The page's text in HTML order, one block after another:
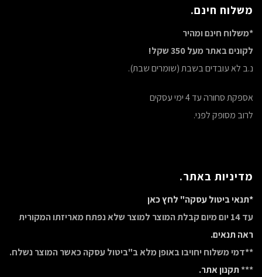
משלוח חינם.
*משלוח חינם ומהיר
לקונים באתר מעל 350 שקל!
נ.ב לא עובדים בשבת (שומרים שבת).
אספקת סחורה עד 4 ימי עסקים
לרוב מסופק לפני.
מדיניות באתר.
*תנאי ביטול עסקה" לחץ כאן
עד 14 יום מיום קבלת המוצר למוצר שלא נפתח מאריזתו המקורית
ראה תנאים.
**דמי משלוח יחויבו באופן מלא ב"ביטול עסקה כאשר המוצר נשלח.
***תקנון אתר.